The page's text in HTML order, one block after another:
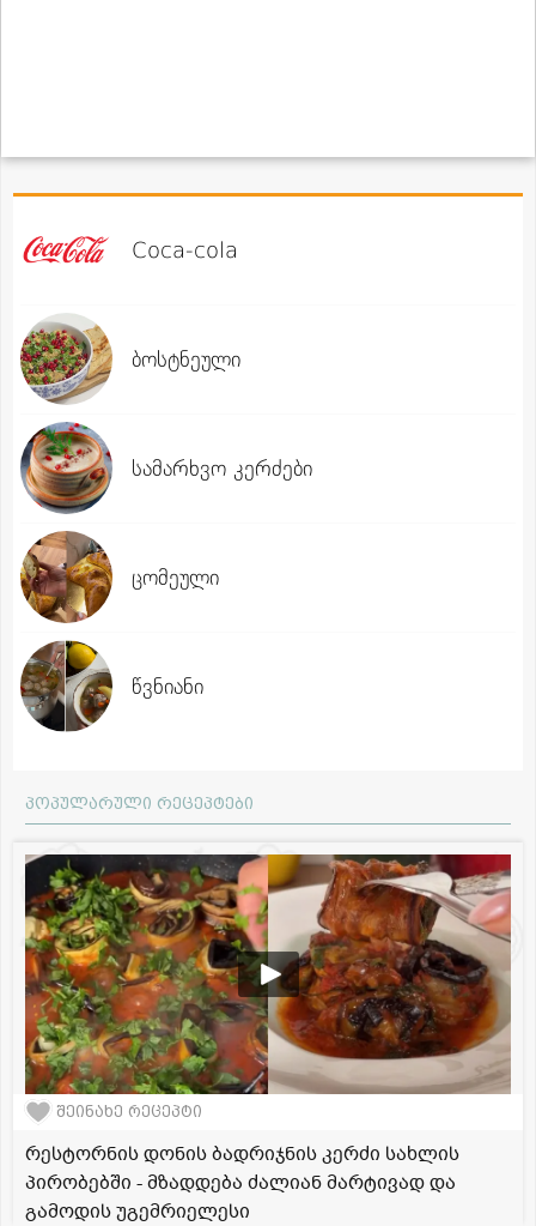
Coca-cola
ბოსტნეული
სამარხვო კერძები
ცომეული
წვნიანი
პოპულარული რეცეპტები
შეინახე რეცეპტი
რესტორნის დონის ბადრიჯნის კერძი სახლის
პირობებში - მზადდება ძალიან მარტივად და
გამოდის უგემრიელესი